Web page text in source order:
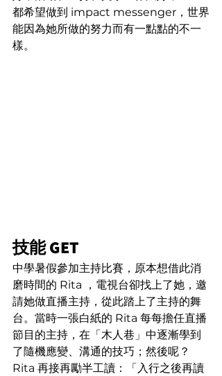
都希望做到 impact messenger，世界
能因為她所做的努力而有一點點的不一
樣。
技能 GET
中學暑假參加主持比賽，原本想借此消
磨時間的 Rita ，電視台卻找上了她，邀
請她做直播主持，從此踏上了主持的舞
台。當時一張白紙的 Rita 每每擔任直播
節目的主持，在「木人巷」中逐漸學到
了隨機應變、溝通的技巧；然後呢？
Rita 再接再勵半工讀：「入行之後再讀